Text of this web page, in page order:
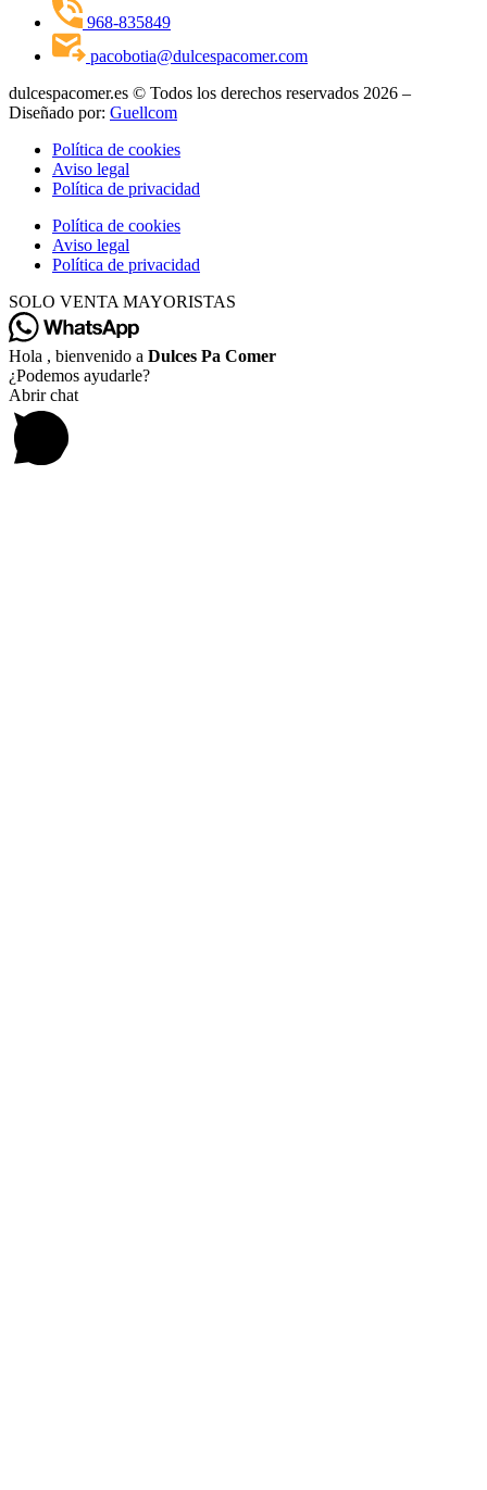
968-835849
pacobotia@dulcespacomer.com
dulcespacomer.es © Todos los derechos reservados 2026 –
Diseñado por: Guellcom
Política de cookies
Aviso legal
Política de privacidad
Política de cookies
Aviso legal
Política de privacidad
SOLO VENTA MAYORISTAS
Hola , bienvenido a Dulces Pa Comer
¿Podemos ayudarle?
Abrir chat